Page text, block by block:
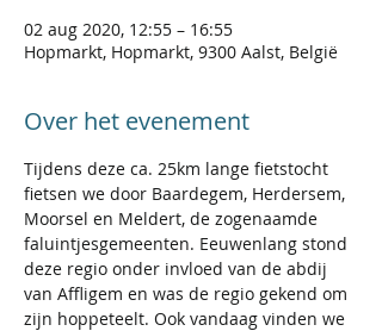
02 aug 2020, 12:55 – 16:55
Hopmarkt, Hopmarkt, 9300 Aalst, België
Over het evenement
Tijdens deze ca. 25km lange fietstocht
fietsen we door Baardegem, Herdersem,
Moorsel en Meldert, de zogenaamde
faluintjesgemeenten. Eeuwenlang stond
deze regio onder invloed van de abdij
van Affligem en was de regio gekend om
zijn hoppeteelt. Ook vandaag vinden we